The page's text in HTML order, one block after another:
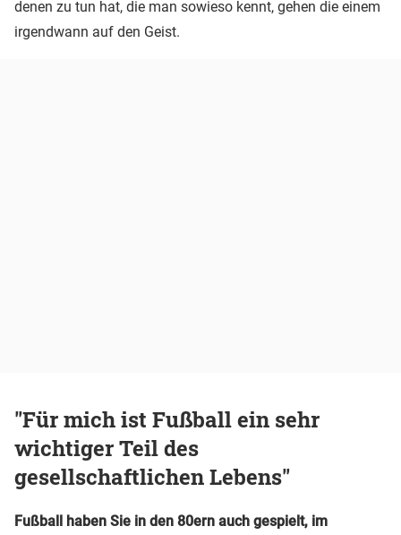
denen zu tun hat, die man sowieso kennt, gehen die einem
irgendwann auf den Geist.
"Für mich ist Fußball ein sehr
wichtiger Teil des
gesellschaftlichen Lebens"
Fußball haben Sie in den 80ern auch gespielt, im